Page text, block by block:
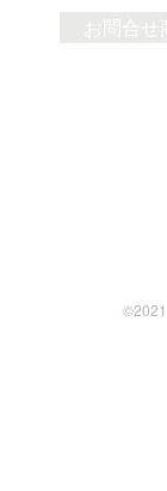
お問合せ